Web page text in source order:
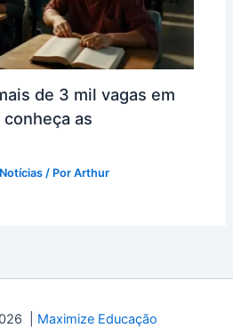
de 3 mil vagas em
as
Notícias / PorArthur
| Maximize Educação